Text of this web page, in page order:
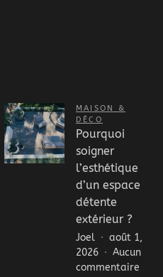
MAISON &
DÉCO
Pourquoi
soigner
l’esthétique
d’un espace
détente
extérieur ?
Joel
août 1,
2026
Aucun
commentaire